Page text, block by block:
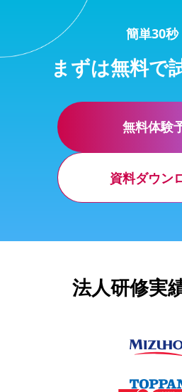
簡単30秒
まずは無料で
無料体験
資料ダウン
法人研修実